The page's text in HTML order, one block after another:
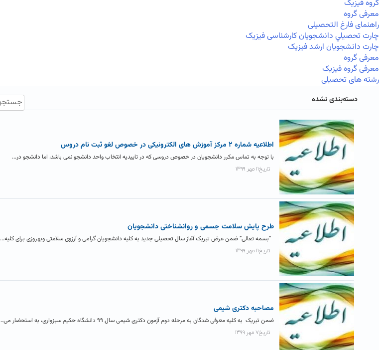
گروه فیزیک
معرفی گروه
راهنمای فارغ التحصیلی
چارت تحصيلي دانشجویان کارشناسی فیزیک
چارت دانشجویان ارشد فیزیک
معرفی گروه
معرفی گروه فیزیک
رشته های تحصیلی
دسته‌بندی نشده
اطلاعیه شماره ۲ مرکز آموزش های الکترونیکی در خصوص لغو ثبت نام دروس
با توجه به تماس مکرر دانشجویان در خصوص دروسی که در تاییدیه انتخاب واحد دانشجو نمی باشد، اما دانشجو در...
تاریخ۱۱ مهر ۱۳۹۹
طرح پایش سلامت جسمی و روانشناختی دانشجویان
“بسمه تعالی” ضمن عرض تبریک آغاز سال تحصیلی جدید به کلیه دانشجویان گرامی و آرزوی سلامتی وبهروزی برای کلیه...
تاریخ۱۱ مهر ۱۳۹۹
مصاحبه دکتری شیمی
ضمن تبریک به کلیه معرفی شدگان به مرحله دوم آزمون دکتری شیمی سال ۹۹ دانشگاه حکیم سبزواری، به استحضار می...
تاریخ۷ مهر ۱۳۹۹